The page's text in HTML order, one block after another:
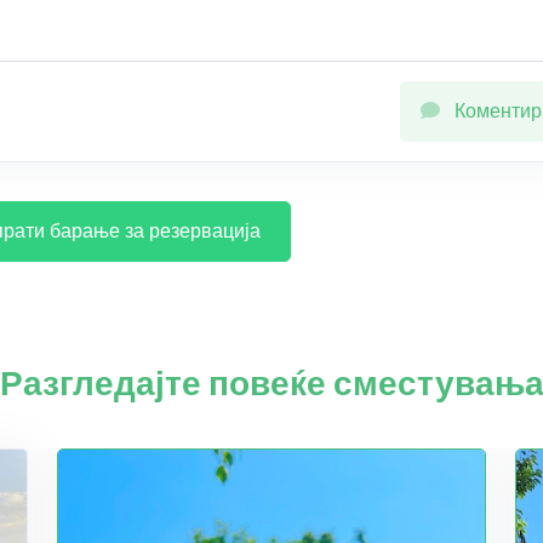
барање за резервација
Разгледајте повеќе сместувања